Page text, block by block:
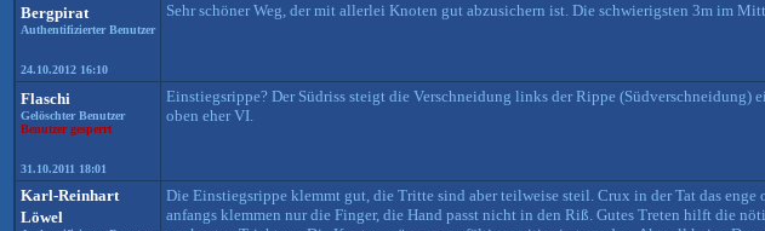
Bergpirat
Authentifizierter Benutzer
24.10.2012 16:10
Sehr schöner Weg, der mit allerlei Knoten gut abzusichern ist. Die schwierigsten 3m im
Flaschi
Gelöschter Benutzer
Benutzer gesperrt
31.10.2011 18:01
Einstiegsrippe? Der Südriss steigt die Verschneidung links der Rippe (Südverschneidung)
oben eher VI.
Karl-Reinhart
Löwel
Die Einstiegsrippe klemmt gut, die Tritte sind aber teilweise steil. Crux in der Tat das
anfangs klemmen nur die Finger, die Hand passt nicht in den Riß. Gutes Treten hilft die